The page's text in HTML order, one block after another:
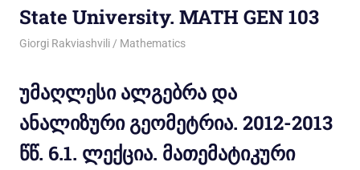
State University. MATH GEN 103
12/11/2012
Giorgi Rakviashvili Mathematics
უმაღლესი ალგებრა და
ანალიზური გეომეტრია. 2012-2013
წწ. 6.1. ლექცია. მათემატიკური